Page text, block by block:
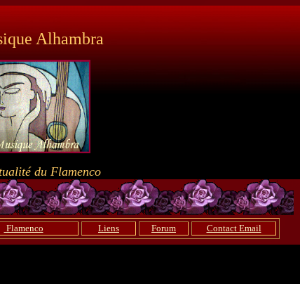
Alhambra
du Flamenco
Flamenco Liens Forum Contact Email